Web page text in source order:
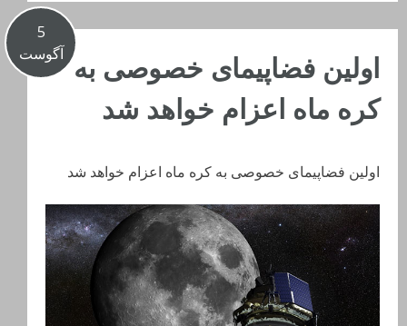
5
آگوست
اولین فضاپیمای خصوصی به
کره ماه اعزام خواهد شد
اولین فضاپیمای خصوصی به کره ماه اعزام خواهد شد